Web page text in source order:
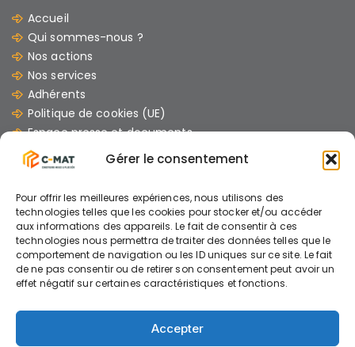
Gérer le consentement
Pour offrir les meilleures expériences, nous utilisons des
technologies telles que les cookies pour stocker et/ou accéder
aux informations des appareils. Le fait de consentir à ces
technologies nous permettra de traiter des données telles que le
comportement de navigation ou les ID uniques sur ce site. Le fait
de ne pas consentir ou de retirer son consentement peut avoir un
effet négatif sur certaines caractéristiques et fonctions.
Accepter
Accueil
Qui sommes-nous ?
Nos actions
Nos services
Adhérents
Politique de cookies (UE)
Espace presse et documents
Contacts
Les dernières Actus
07/07/2026
GUIDE : « Comment mener un chantier avec
des engins électriques »
26/06/2026
AIDE A L’INVESTISSEMENT ENGINS ELECTRIQUES